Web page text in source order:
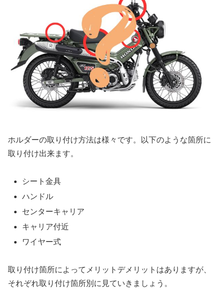
ホルダーの取り付け方法は様々です。以下のような箇所に
取り付け出来ます。
シート金具
ハンドル
センターキャリア
キャリア付近
ワイヤー式
取り付け箇所によってメリットデメリットはありますが、
それぞれ取り付け箇所別に見ていきましょう。